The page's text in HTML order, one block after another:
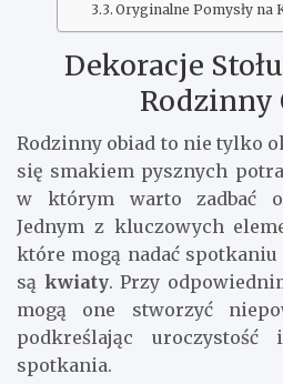
Oryginalne Pomysły na
Dekoracje
Rodzinny
Rodzinny obiad to nie tylko
się smakiem pysznych
w którym warto zadbać o
Jednym z kluczowych
które mogą nadać
są kwiaty. Przy
mogą one stworzyć
podkreślając uroczystość
spotkania.